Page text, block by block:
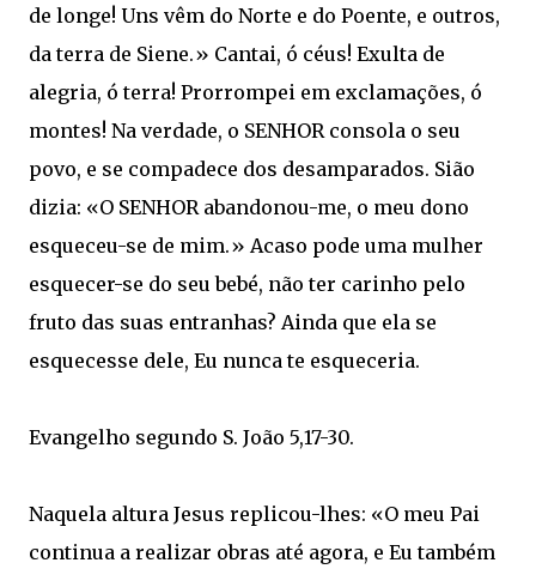
de longe! Uns vêm do Norte e do Poente, e outros,
da terra de Siene.» Cantai, ó céus! Exulta de
alegria, ó terra! Prorrompei em exclamações, ó
montes! Na verdade, o SENHOR consola o seu
povo, e se compadece dos desamparados. Sião
dizia: «O SENHOR abandonou-me, o meu dono
esqueceu-se de mim.» Acaso pode uma mulher
esquecer-se do seu bebé, não ter carinho pelo
fruto das suas entranhas? Ainda que ela se
esquecesse dele, Eu nunca te esqueceria.
Evangelho segundo S. João 5,17-30.
Naquela altura Jesus replicou-lhes: «O meu Pai
continua a realizar obras até agora, e Eu também